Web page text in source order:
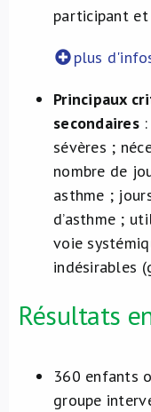
participant et
plus
Principaux
secondaires:
sévères ;
nombre de
asthme ;
d’asthme ;
voie
indésirables
Résultats
360 enfants
groupe